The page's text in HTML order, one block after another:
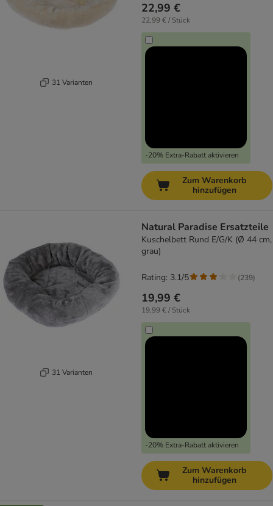
31 Varianten
22,99 €
22,99 € / Stück
-20% Extra-Rabatt aktivieren
Zum Warenkorb
hinzufügen
31 Varianten
Natural Paradise Ersatzteile
Kuschelbett Rund E/G/K (Ø 44 cm,
grau)
19,99 €
19,99 € / Stück
-20% Extra-Rabatt aktivieren
Rating: 3.1/5 (239)
Zum Warenkorb
hinzufügen